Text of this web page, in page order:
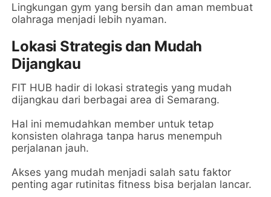
Lingkungan gym yang bersih dan aman membuat
olahraga menjadi lebih nyaman.
Lokasi Strategis dan Mudah
Dijangkau
FIT HUB hadir di lokasi strategis yang mudah
dijangkau dari berbagai area di Semarang.
Hal ini memudahkan member untuk tetap
konsisten olahraga tanpa harus menempuh
perjalanan jauh.
Akses yang mudah menjadi salah satu faktor
penting agar rutinitas fitness bisa berjalan lancar.